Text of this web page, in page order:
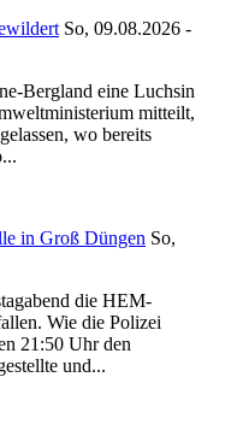
So, 09.08.2026 -
Bergland eine Luchsin
mitteilt,
wo bereits
in Groß Düngen So,
die HEM-
Wie die Polizei
21:50 Uhr den
und...